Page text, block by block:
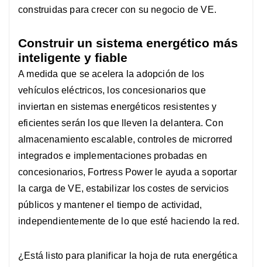
construidas para crecer con su negocio de VE.
Construir un sistema energético más
inteligente y fiable
A medida que se acelera la adopción de los
vehículos eléctricos, los concesionarios que
inviertan en sistemas energéticos resistentes y
eficientes serán los que lleven la delantera. Con
almacenamiento escalable, controles de microrred
integrados e implementaciones probadas en
concesionarios, Fortress Power le ayuda a soportar
la carga de VE, estabilizar los costes de servicios
públicos y mantener el tiempo de actividad,
independientemente de lo que esté haciendo la red.
¿Está listo para planificar la hoja de ruta energética